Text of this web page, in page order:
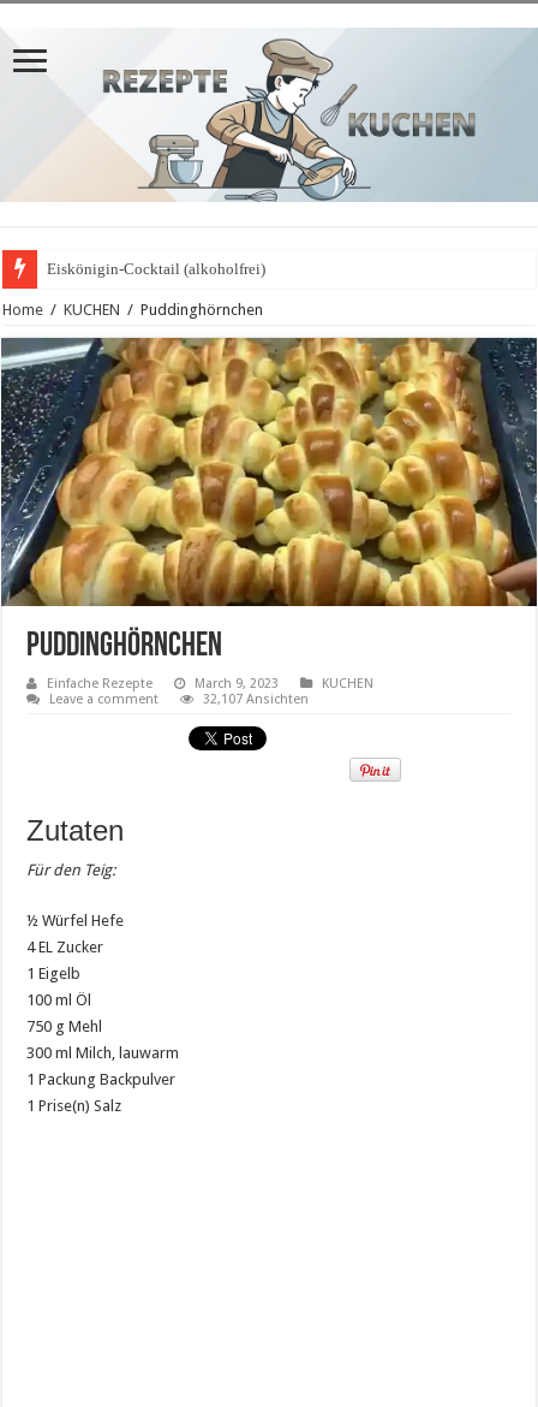
Eiskönigin-Cocktail (alkoholfrei)
Home / KUCHEN / Puddinghörnchen
Puddinghörnchen
Einfache Rezepte March 9, 2023
KUCHEN
Leave a comment
32,107 Ansichten
Zutaten
Für den Teig:
½ Würfel Hefe
4 EL Zucker
1 Eigelb
100 ml Öl
750 g Mehl
300 ml Milch, lauwarm
1 Packung Backpulver
1 Prise(n) Salz